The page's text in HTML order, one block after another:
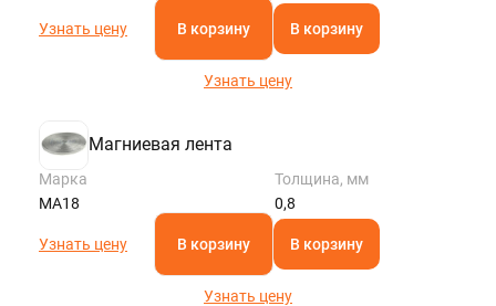
Узнать цену В корзину В корзину
Узнать цену
Магниевая лента
Марка
МА18
Толщина, мм
0,8
Узнать цену В корзину В корзину
Узнать цену